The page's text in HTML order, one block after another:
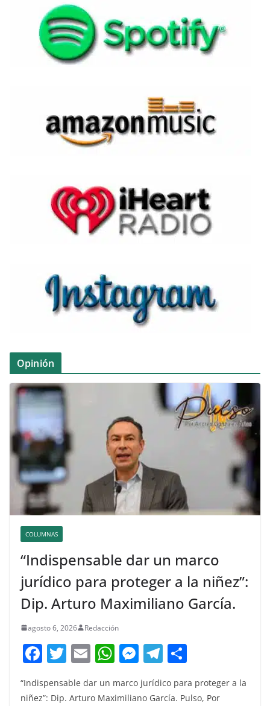
Opinión
COLUMNAS
“Indispensable dar un marco
jurídico para proteger a la niñez”:
Dip. Arturo Maximiliano García.
agosto 6, 2026 Redacción
F
c
T
itt
E
ai
W
at
M
ss
T
e m
“Indispensable dar un marco jurídico para proteger a la
niñez”: Dip. Arturo Maximiliano García. Pulso, Por